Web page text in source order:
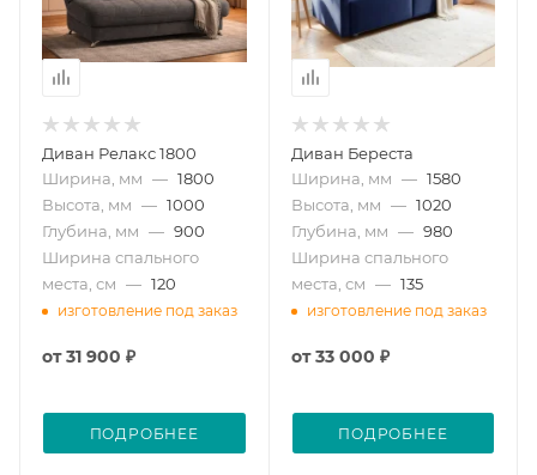
Диван Релакс 1800
Ширина, мм — 1800
Высота, мм — 1000
Глубина, мм — 900
Ширина спального
места, см — 120
изготовление под заказ
от31 900 ₽
ПОДРОБНЕЕ
Диван Береста
Ширина, мм — 1580
Высота, мм — 1020
Глубина, мм — 980
Ширина спального
места, см — 135
изготовление под заказ
от33 000 ₽
ПОДРОБНЕЕ